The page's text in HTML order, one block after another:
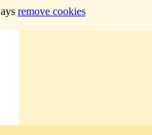
remove cookies